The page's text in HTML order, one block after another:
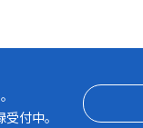
ベース」
付中。